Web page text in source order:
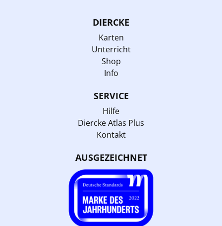
DIERCKE
Karten
Unterricht
Shop
Info
SERVICE
Hilfe
Diercke Atlas Plus
Kontakt
AUSGEZEICHNET